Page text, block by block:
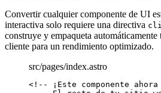
Convertir cualquier componente de UI
interactiva solo requiere una directiva
construye y empaqueta
cliente para un rendimiento optimizado.
src/pages/index.astro
<!-- ¡Este componente